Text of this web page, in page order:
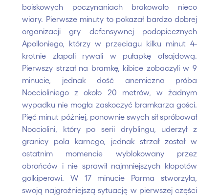
boiskowych poczynaniach brakowało nieco
wiary. Pierwsze minuty to pokazał bardzo dobrej
organizacji gry defensywnej podopiecznych
Apolloniego, którzy w przeciagu kilku minut 4-
krotnie złapali rywali w pułapkę ofsajdową.
Pierwszy strzał na bramkę, kibice zobaczyli w 9
minucie, jednak dość anemiczna próba
Noccioliniego z około 20 metrów, w żadnym
wypadku nie mogła zaskoczyć bramkarza gości.
Pięć minut później, ponownie swych sił spróbował
Nocciolini, który po serii dryblingu, uderzył z
granicy pola karnego, jednak strzał został w
ostatnim momencie wyblokowany przez
obrońców i nie sprawił najmniejszych kłopotów
golkiperowi. W 17 minucie Parma stworzyła,
swoją najgroźniejszą sytuację w pierwszej części